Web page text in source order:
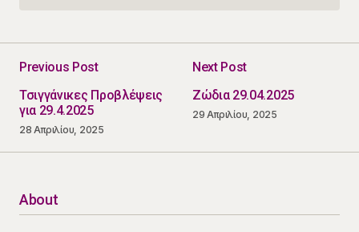
Previous Post
Τσιγγάνικες Προβλέψεις
για 29.4.2025
28 Απριλίου, 2025
Next Post
Ζώδια 29.04.2025
29 Απριλίου, 2025
About